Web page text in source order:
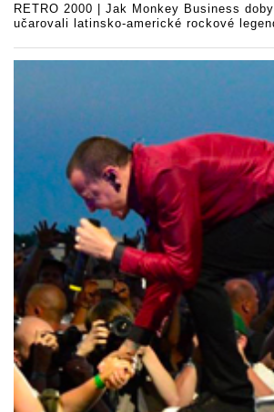
RETRO 2000 | Jak Monkey Business
učarovali latinsko-americké rockové